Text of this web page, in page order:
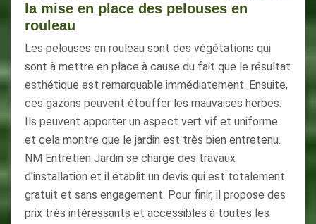
la mise en place des pelouses en
rouleau
Les pelouses en rouleau sont des végétations qui
sont à mettre en place à cause du fait que le résultat
esthétique est remarquable immédiatement. Ensuite,
ces gazons peuvent étouffer les mauvaises herbes.
Ils peuvent apporter un aspect vert vif et uniforme
et cela montre que le jardin est très bien entretenu.
NM Entretien Jardin se charge des travaux
d'installation et il établit un devis qui est totalement
gratuit et sans engagement. Pour finir, il propose des
prix très intéressants et accessibles à toutes les